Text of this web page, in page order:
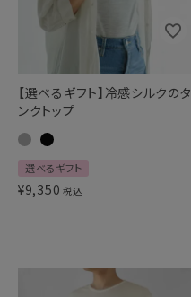
【選べるギフト】冷感シルクのタ
ンクトップ
選べるギフト
¥9,350 税込